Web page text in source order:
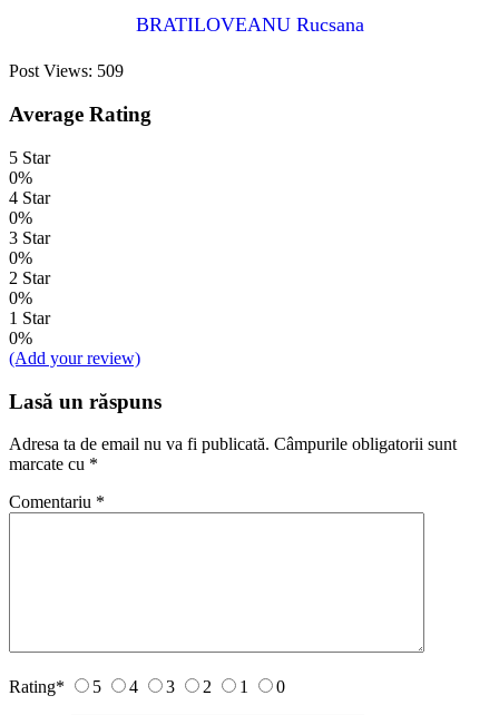
BRATILOVEANU Rucsana
Post Views: 509
Average Rating
5 Star
0%
4 Star
0%
3 Star
0%
2 Star
0%
1 Star
0%
(Add your review)
Lasă un răspuns
Adresa ta de email nu va fi publicată. Câmpurile obligatorii sunt
marcate cu *
Comentariu *
Rating* 5 4 3 2 1 0